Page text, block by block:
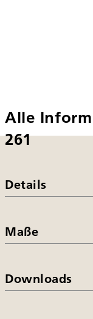
Alle
261
Details
Maße
Downloads